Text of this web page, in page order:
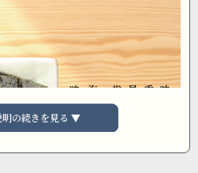
の続きを見る ▼